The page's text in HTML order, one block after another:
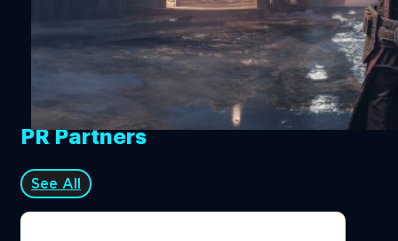
กำจัดเหล่าแวมไพร์และปกป้องอเมริกา ซึ่งผู้เล่นสามารถลุย
เดี่ยวหรือเล่นกับเพื่อนแบบ Co-op ในการต่อสู้ที่เต็มไปด้วย
เลือด, ออกสำรวจและต่อสู้ในโหมดแคมเปญ, ปลดล็อก Perk
เพื่อเพิ่มความชำนาญ, อัปเกรดอาวุธและเครื่องมือต่าง ๆ และ
สร้างสไตล์การเล่นของตัวเองเพื่อเอาชนะเหล่าแวมไพร์จอม
กระหายเลือด อ้างอิง พิสูจน์อักษร : สุชยา เกษจำรัส
PR Partners
See All